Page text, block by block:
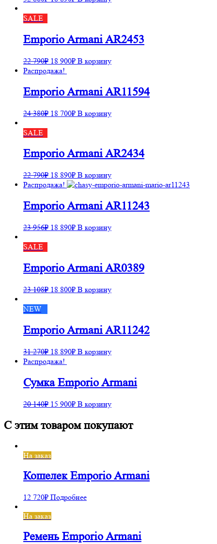
SALE
Emporio Armani AR2453
22 790₽ 18 900₽ В корзину
Распродажа!
Emporio Armani AR11594
24 380₽ 18 700₽ В корзину
SALE
Emporio Armani AR2434
22 790₽ 18 890₽ В корзину
Распродажа!
Emporio Armani AR11243
23 956₽ 18 890₽ В корзину
SALE
Emporio Armani AR0389
23 108₽ 18 800₽ В корзину
NEW
Emporio Armani AR11242
31 270₽ 18 890₽ В корзину
Распродажа!
Сумка Emporio Armani
20 140₽ 15 900₽ В корзину
С этим товаром покупают
На заказ
Кошелек Emporio Armani
12 720₽ Подробнее
На заказ
Ремень Emporio Armani